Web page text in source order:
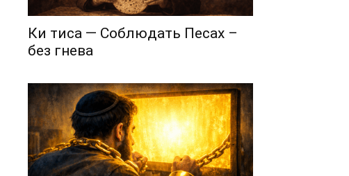
Ки тиса — Соблюдать Песах –
без гнева